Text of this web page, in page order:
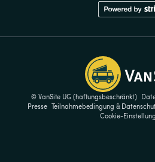
© VanSite UG (haftungsbeschränkt)
Presse Teilnahmebedingung &
Cookie-